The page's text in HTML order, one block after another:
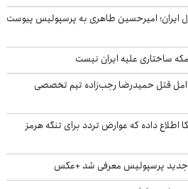
ایران؛ امیرحسین طاهری به پرسپولیس پیوست
ساختاری علیه ایران نیست
قتل حمیدرضا رجب‌زاده تیم تخصصی
داده که عوارض تردد برای تنگه هرمز
جدید پرسپولیس معرفی شد +عکس